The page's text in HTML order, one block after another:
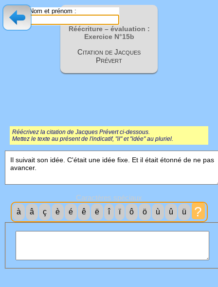
Nom et prénom :
Réécriture – évaluation :
Exercice N°15b
Citation de Jacques
Prévert
Réécrivez la citation de Jacques Prévert ci-dessous.
Mettez le texte au présent de l'indicatif, "il" et "idée" au pluriel.
Caractères spéciaux
à
â ç è é ê ë î ï ô ö ù û ü ?